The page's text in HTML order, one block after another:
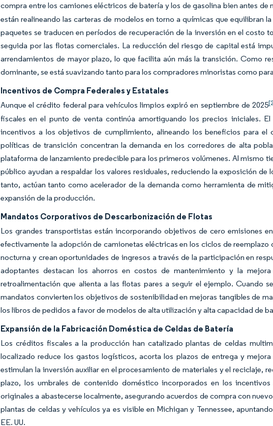
compra entre los camiones eléctricos de batería y los de gasolina bien antes de
están realineando las carteras de modelos en torno a químicas que equilibran
paquetes se traducen en períodos de recuperación de la inversión en el costo
seguida por las flotas comerciales. La reducción del riesgo de capital está
arrendamientos de mayor plazo, lo que facilita aún más la transición. Como
dominante, se está suavizando tanto para los compradores minoristas como
Incentivos de Compra Federales y Estatales
Aunque el crédito federal para vehículos limpios expiró en septiembre de 2025
fiscales en el punto de venta continúa amortiguando los precios iniciales.
incentivos a los objetivos de cumplimiento, alineando los beneficios para el
políticas de transición concentran la demanda en los corredores de alta
plataforma de lanzamiento predecible para los primeros volúmenes. Al mismo
público ayudan a respaldar los valores residuales, reduciendo la exposición
tanto, actúan tanto como acelerador de la demanda como herramienta de
expansión de la producción.
Mandatos Corporativos de Descarbonización de Flotas
Los grandes transportistas están incorporando objetivos de cero emisiones
efectivamente la adopción de camionetas eléctricas en los ciclos de
nocturna y crean oportunidades de ingresos a través de la participación en
adoptantes destacan los ahorros en costos de mantenimiento y la
retroalimentación que alienta a las flotas pares a seguir el ejemplo. Cuando
mandatos convierten los objetivos de sostenibilidad en mejoras tangibles de
los libros de pedidos a favor de modelos de alta utilización y alta capacidad de
Expansión de la Fabricación Doméstica de Celdas de Batería
Los créditos fiscales a la producción han catalizado plantas de celdas
localizado reduce los gastos logísticos, acorta los plazos de entrega y
estimulan la inversión auxiliar en el procesamiento de materiales y el reciclaje,
plazo, los umbrales de contenido doméstico incorporados en los
originales a abastecerse localmente, asegurando acuerdos de compra con
plantas de celdas y vehículos ya es visible en Michigan y Tennessee,
EE. UU.